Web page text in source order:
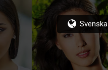
Svenska